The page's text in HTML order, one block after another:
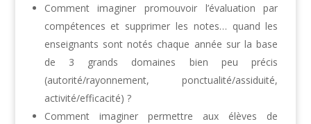
Comment imaginer promouvoir l’évaluation par
compétences et supprimer les notes… quand les
enseignants sont notés chaque année sur la base
de 3 grands domaines bien peu précis
(autorité/rayonnement, ponctualité/assiduité,
activité/efficacité) ?
Comment imaginer permettre aux élèves de